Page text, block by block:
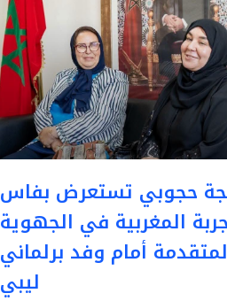
حجوبي تستعرض بفاس
المغربية في الجهوية
أمام وفد برلماني
ليبي